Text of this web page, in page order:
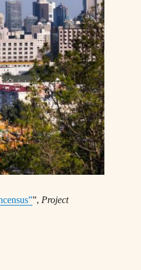
”, Project